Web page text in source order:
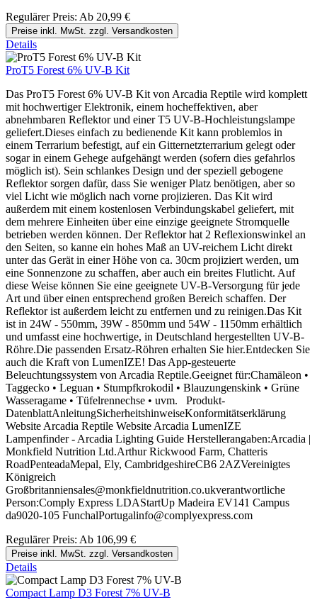
Regulärer Preis: Ab 20,99 €
Preise inkl. MwSt. zzgl. Versandkosten
Details
ProT5 Forest 6% UV-B Kit
Das ProT5 Forest 6% UV-B Kit von Arcadia Reptile wird komplett
mit hochwertiger Elektronik, einem hocheffektiven, aber
abnehmbaren Reflektor und einer T5 UV-B-Hochleistungslampe
geliefert.Dieses einfach zu bedienende Kit kann problemlos in
einem Terrarium befestigt, auf ein Gitternetzterrarium gelegt oder
sogar in einem Gehege aufgehängt werden (sofern dies gefahrlos
möglich ist). Sein schlankes Design und der speziell gebogene
Reflektor sorgen dafür, dass Sie weniger Platz benötigen, aber so
viel Licht wie möglich nach vorne projizieren. Das Kit wird
außerdem mit einem kostenlosen Verbindungskabel geliefert, mit
dem mehrere Einheiten über eine einzige geeignete Stromquelle
betrieben werden können. Der Reflektor hat 2 Reflexionswinkel an
den Seiten, so kanne ein hohes Maß an UV-reichem Licht direkt
unter das Gerät in einer Höhe von ca. 30cm projiziert werden, um
eine Sonnenzone zu schaffen, aber auch ein breites Flutlicht. Auf
diese Weise können Sie eine geeignete UV-B-Versorgung für jede
Art und über einen entsprechend großen Bereich schaffen. Der
Reflektor ist außerdem leicht zu entfernen und zu reinigen.Das Kit
ist in 24W - 550mm, 39W - 850mm und 54W - 1150mm erhältlich
und umfasst eine hochwertige, in Deutschland hergestellten UV-B-
Röhre.Die passenden Ersatz-Röhren erhalten Sie hier.Entdecken Sie
auch die Kraft von LumenIZE! Das App-gesteuerte
Beleuchtungssystem von Arcadia Reptile.Geeignet für:Chamäleon •
Taggecko • Leguan • Stumpfkrokodil • Blauzungenskink • Grüne
Wasseragame • Tüfelrennechse • uvm. Produkt-
DatenblattAnleitungSicherheitshinweiseKonformitätserklärung
Website Arcadia Reptile Website Arcadia LumenIZE
Lampenfinder - Arcadia Lighting Guide Herstellerangaben:Arcadia |
Monkfield Nutrition Ltd.Arthur Rickwood Farm, Chatteris
RoadPenteadaMepal, Ely, CambridgeshireCB6 2AZVereinigtes
Königreich
Großbritanniensales@monkfieldnutrition.co.ukverantwortliche
Person:Comply Express LDAStartUp Madeira EV141 Campus
da9020-105 FunchalPortugalinfo@complyexpress.com
Regulärer Preis: Ab 106,99 €
Preise inkl. MwSt. zzgl. Versandkosten
Details
Compact Lamp D3 Forest 7% UV-B